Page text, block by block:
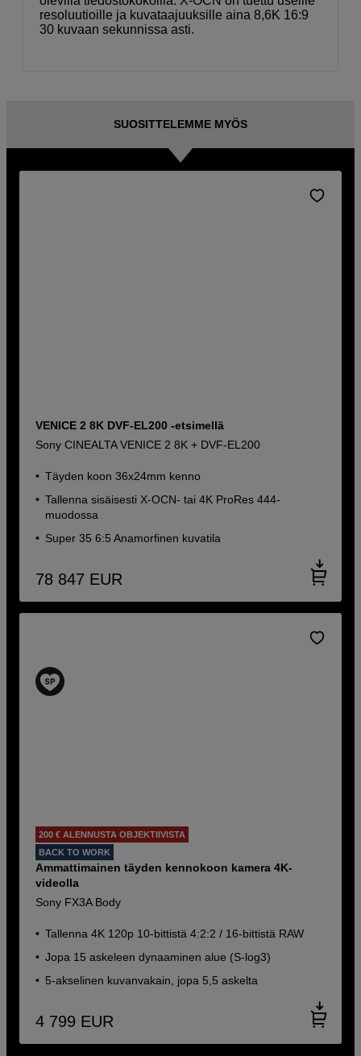
resoluutioille ja kuvataajuuksille aina 8,6K 16:9
30 kuvaan sekunnissa asti.
SUOSITTELEMME MYÖS
VENICE 2 8K DVF-EL200 -etsimellä
Sony CINEALTA VENICE 2 8K + DVF-EL200
Täyden koon 36x24mm kenno
Tallenna sisäisesti X-OCN- tai 4K ProRes 444-
muodossa
Super 35 6:5 Anamorfinen kuvatila
78 847 EUR
200 € ALENNUSTA OBJEKTIIVISTA
BACK TO WORK
Ammattimainen täyden kennokoon kamera 4K-
videolla
Sony FX3A Body
Tallenna 4K 120p 10-bittistä 4:2:2 / 16-bittistä RAW
Jopa 15 askeleen dynaaminen alue (S-log3)
5-akselinen kuvanvakain, jopa 5,5 askelta
4 799 EUR